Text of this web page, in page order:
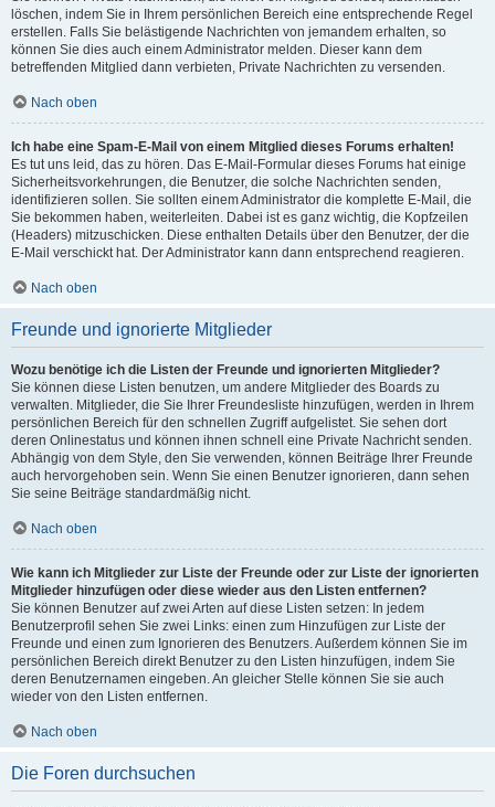
löschen, indem Sie in Ihrem persönlichen Bereich eine entsprechende Regel
erstellen. Falls Sie belästigende Nachrichten von jemandem erhalten, so
können Sie dies auch einem Administrator melden. Dieser kann dem
betreffenden Mitglied dann verbieten, Private Nachrichten zu versenden.
Nach oben
Ich habe eine Spam-E-Mail von einem Mitglied dieses Forums erhalten!
Es tut uns leid, das zu hören. Das E-Mail-Formular dieses Forums hat einige
Sicherheitsvorkehrungen, die Benutzer, die solche Nachrichten senden,
identifizieren sollen. Sie sollten einem Administrator die komplette E-Mail, die
Sie bekommen haben, weiterleiten. Dabei ist es ganz wichtig, die Kopfzeilen
(Headers) mitzuschicken. Diese enthalten Details über den Benutzer, der die
E-Mail verschickt hat. Der Administrator kann dann entsprechend reagieren.
Nach oben
Freunde und ignorierte Mitglieder
Wozu benötige ich die Listen der Freunde und ignorierten Mitglieder?
Sie können diese Listen benutzen, um andere Mitglieder des Boards zu
verwalten. Mitglieder, die Sie Ihrer Freundesliste hinzufügen, werden in Ihrem
persönlichen Bereich für den schnellen Zugriff aufgelistet. Sie sehen dort
deren Onlinestatus und können ihnen schnell eine Private Nachricht senden.
Abhängig von dem Style, den Sie verwenden, können Beiträge Ihrer Freunde
auch hervorgehoben sein. Wenn Sie einen Benutzer ignorieren, dann sehen
Sie seine Beiträge standardmäßig nicht.
Nach oben
Wie kann ich Mitglieder zur Liste der Freunde oder zur Liste der ignorierten
Mitglieder hinzufügen oder diese wieder aus den Listen entfernen?
Sie können Benutzer auf zwei Arten auf diese Listen setzen: In jedem
Benutzerprofil sehen Sie zwei Links: einen zum Hinzufügen zur Liste der
Freunde und einen zum Ignorieren des Benutzers. Außerdem können Sie im
persönlichen Bereich direkt Benutzer zu den Listen hinzufügen, indem Sie
deren Benutzernamen eingeben. An gleicher Stelle können Sie sie auch
wieder von den Listen entfernen.
Nach oben
Die Foren durchsuchen